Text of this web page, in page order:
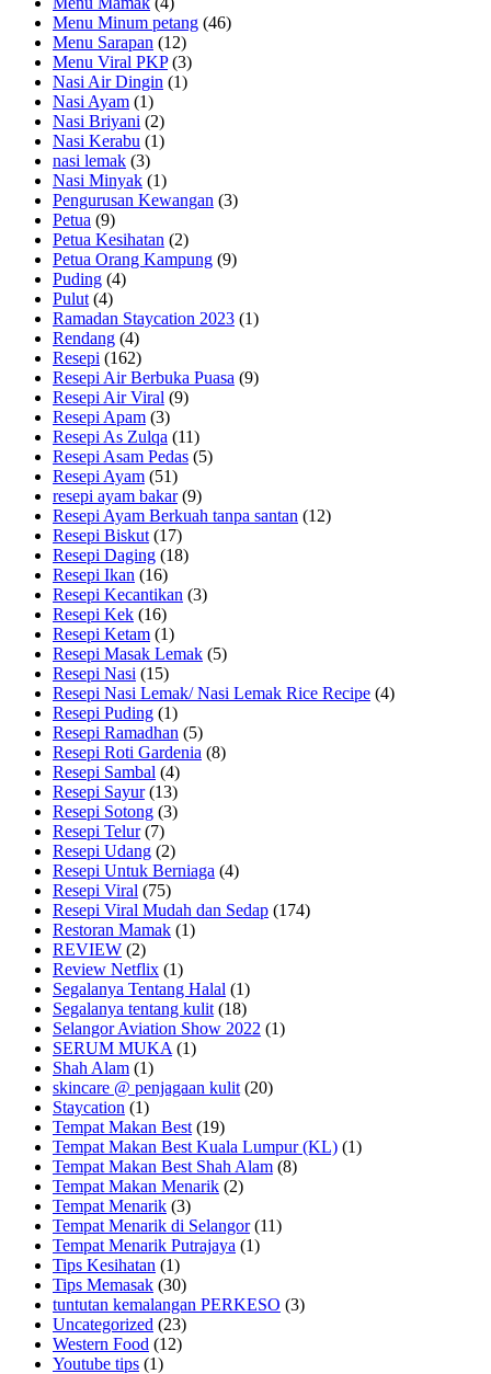
Menu Minum petang (46)
Menu Sarapan (12)
Menu Viral PKP(3)
Nasi Air Dingin (1)
Nasi Ayam (1)
Nasi Briyani (2)
Nasi Kerabu (1)
nasi lemak (3)
Nasi Minyak (1)
Pengurusan Kewangan (3)
Petua (9)
Petua Kesihatan (2)
Petua Orang Kampung (9)
Puding (4)
Pulut (4)
Ramadan Staycation 2023 (1)
Rendang (4)
Resepi (162)
Resepi Air Berbuka Puasa (9)
Resepi Air Viral (9)
Resepi Apam (3)
Resepi As Zulqa (11)
Resepi Asam Pedas (5)
Resepi Ayam (51)
resepi ayam bakar(9)
Resepi Ayam Berkuah tanpa santan (12)
Resepi Biskut (17)
Resepi Daging (18)
Resepi Ikan (16)
Resepi Kecantikan (3)
Resepi Kek (16)
Resepi Ketam (1)
Resepi Masak Lemak (5)
Resepi Nasi (15)
Resepi Nasi Lemak/ Nasi Lemak Rice Recipe (4)
Resepi Puding (1)
Resepi Ramadhan (5)
Resepi Roti Gardenia (8)
Resepi Sambal (4)
Resepi Sayur(13)
Resepi Sotong (3)
Resepi Telur(7)
Resepi Udang (2)
Resepi Untuk Berniaga (4)
Resepi Viral (75)
Resepi Viral Mudah dan Sedap (174)
Restoran Mamak (1)
REVIEW (2)
Review Netflix (1)
Segalanya Tentang Halal (1)
Segalanya tentang kulit (18)
Selangor Aviation Show 2022 (1)
SERUM MUKA (1)
Shah Alam (1)
skincare @ penjagaan kulit (20)
Staycation (1)
Tempat Makan Best (19)
Tempat Makan Best Kuala Lumpur (KL) (1)
Tempat Makan Best Shah Alam (8)
Tempat Makan Menarik (2)
Tempat Menarik (3)
Tempat Menarik di Selangor(11)
Tempat Menarik Putrajaya (1)
Tips Kesihatan (1)
Tips Memasak (30)
tuntutan kemalangan PERKESO (3)
Uncategorized (23)
Western Food (12)
Youtube tips (1)